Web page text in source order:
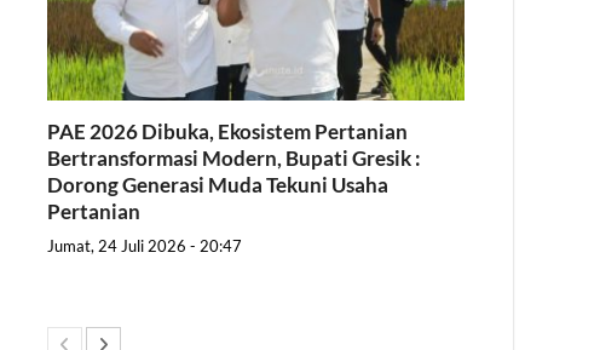
PAE 2026 Dibuka, Ekosistem Pertanian
Bertransformasi Modern, Bupati Gresik :
Dorong Generasi Muda Tekuni Usaha
Pertanian
Jumat, 24 Juli 2026 - 20:47